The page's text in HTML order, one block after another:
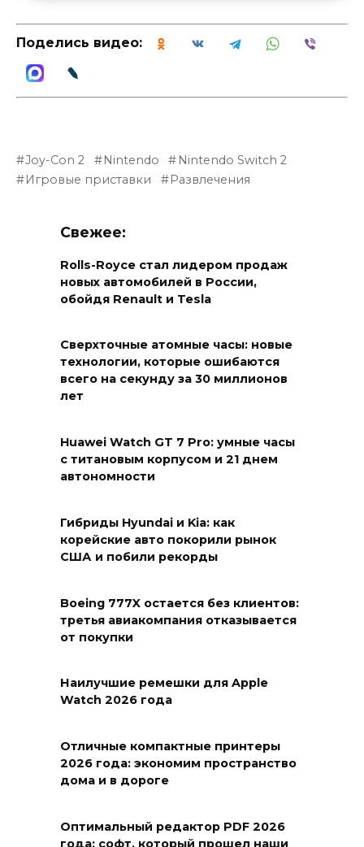
Поделись видео:
Joy-Con 2 Nintendo
Nintendo Switch 2
Игровые приставки
Развлечения
Свежее:
Rolls-Royce стал лидером продаж
новых автомобилей в России,
обойдя Renault и Tesla
Сверхточные атомные часы: новые
технологии, которые ошибаются
всего на секунду за 30 миллионов
лет
Huawei Watch GT 7 Pro: умные часы
с титановым корпусом и 21 днем
автономности
Гибриды Hyundai и Kia: как
корейские авто покорили рынок
США и побили рекорды
Boeing 777X остается без клиентов:
третья авиакомпания отказывается
от покупки
Наилучшие ремешки для Apple
Watch 2026 года
Отличные компактные принтеры
2026 года: экономим пространство
дома и в дороге
Оптимальный редактор PDF 2026
года: софт, который прошел наши